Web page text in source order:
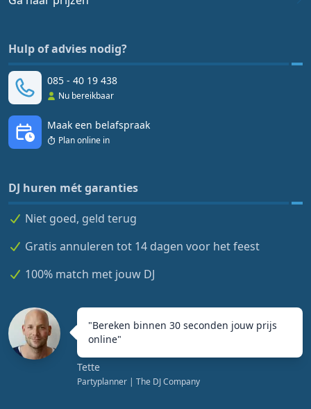
Hulp of advies nodig?
085 - 40 19 438
Nu bereikbaar
Maak een belafspraak
Plan online in
DJ huren mét garanties
Niet goed, geld terug
Gratis annuleren tot 14 dagen voor het feest
100% match met jouw DJ
"Bereken binnen 30 seconden jouw prijs
online"
Tette
Partyplanner | The DJ Company